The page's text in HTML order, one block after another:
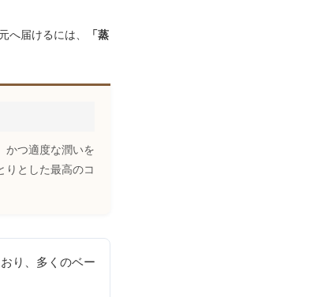
届けるには、
「蒸
かつ適度な潤いを
りとした最高のコ
り、多くのベー